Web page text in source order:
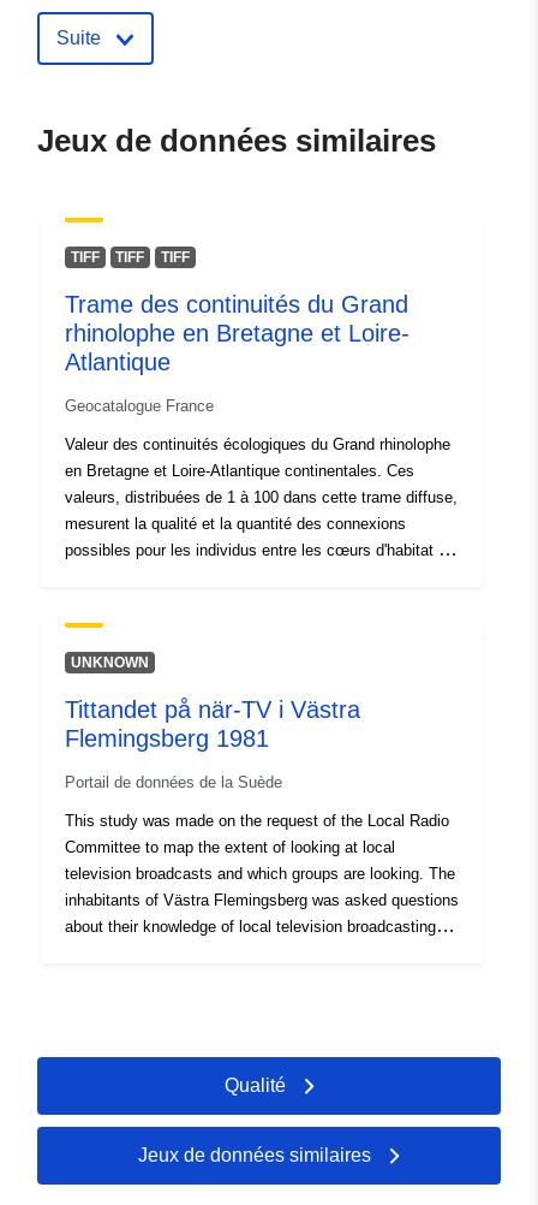
catalogue:
spatial: Coordonnées: [ [ 2, 50 ], [ 18,
Ressource
spatiale:
PHASE%20project
uriRef:
http://data.europa.eu/88u/dataset/
Couverture
temporelle:
- 31 August 2007
- 31 August 2007
Suite
Jeux de données similaires
TIFF TIFF TIFF
Trame des continuités du Grand
rhinolophe en Bretagne et Loire-
Atlantique
Geocatalogue France
Valeur des continuités écologiques du Grand rhinolophe
en Bretagne et Loire-Atlantique continentales. Ces
valeurs, distribuées de 1 à 100 dans cette trame diffuse,
mesurent la qualité et la quantité des connexions
possibles pour les individus entre les cœurs d'habitat de
d'intégrer les continuités écologiques des mammifères
dans les Trames Vertes et Bleues et les prendre en
aménagements du territoire, projets et actions
susceptibles de d'affecter ces espèces ou leurs
Bretagne (GMB, 2020) pour plus de détails.
UNKNOWN
Tittandet på när-TV i Västra
Flemingsberg 1981
Portail de données de la Suède
This study was made on the request of the Local Radio
Committee to map the extent of looking at local
television broadcasts and which groups are looking. The
inhabitants of Västra Flemingsberg was asked questions
about their knowledge of local television broadcasting
media activity there were questions about their viewing
on national television, listening to national radio and
newspaper-reading. The background-variables were sex,
Qualité
Jeux de données similaires